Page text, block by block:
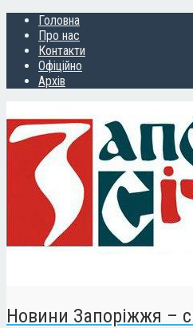
Головна
Про нас
Контакти
Офіційно
Архів
Новини Запоріжжя –